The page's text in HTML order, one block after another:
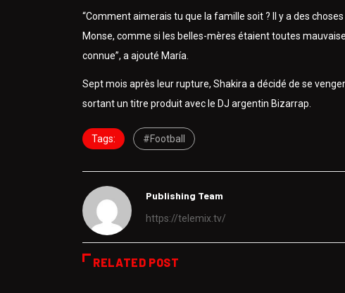
“Comment aimerais tu que la famille soit ? Il y a des
Monse, comme si les belles-mères étaient toutes
connue”, a ajouté María.
Sept mois après leur rupture, Shakira a décidé de se
sortant un titre produit avec le DJ argentin Bizarrap.
Tags: #Football
Publishing Team
https://telemix.tv/
RELATED POST